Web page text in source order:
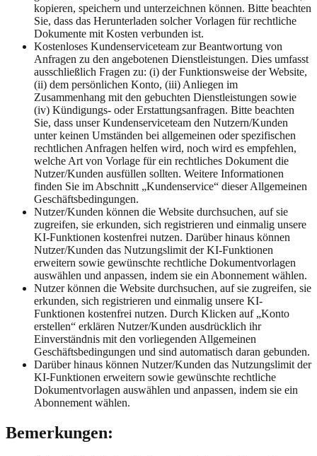
kopieren, speichern und unterzeichnen können. Bitte beachten
Sie, dass das Herunterladen solcher Vorlagen für rechtliche
Dokumente mit Kosten verbunden ist.
Kostenloses Kundenserviceteam zur Beantwortung von
Anfragen zu den angebotenen Dienstleistungen. Dies umfasst
ausschließlich Fragen zu: (i) der Funktionsweise der Website,
(ii) dem persönlichen Konto, (iii) Anliegen im
Zusammenhang mit den gebuchten Dienstleistungen sowie
(iv) Kündigungs- oder Erstattungsanfragen. Bitte beachten
Sie, dass unser Kundenserviceteam den Nutzern/Kunden
unter keinen Umständen bei allgemeinen oder spezifischen
rechtlichen Anfragen helfen wird, noch wird es empfehlen,
welche Art von Vorlage für ein rechtliches Dokument die
Nutzer/Kunden ausfüllen sollten. Weitere Informationen
finden Sie im Abschnitt „Kundenservice“ dieser Allgemeinen
Geschäftsbedingungen.
Nutzer/Kunden können die Website durchsuchen, auf sie
zugreifen, sie erkunden, sich registrieren und einmalig unsere
KI-Funktionen kostenfrei nutzen. Darüber hinaus können
Nutzer/Kunden das Nutzungslimit der KI-Funktionen
erweitern sowie gewünschte rechtliche Dokumentvorlagen
auswählen und anpassen, indem sie ein Abonnement wählen.
Nutzer können die Website durchsuchen, auf sie zugreifen, sie
erkunden, sich registrieren und einmalig unsere KI-
Funktionen kostenfrei nutzen. Durch Klicken auf „Konto
erstellen“ erklären Nutzer/Kunden ausdrücklich ihr
Einverständnis mit den vorliegenden Allgemeinen
Geschäftsbedingungen und sind automatisch daran gebunden.
Darüber hinaus können Nutzer/Kunden das Nutzungslimit der
KI-Funktionen erweitern sowie gewünschte rechtliche
Dokumentvorlagen auswählen und anpassen, indem sie ein
Abonnement wählen.
Bemerkungen: